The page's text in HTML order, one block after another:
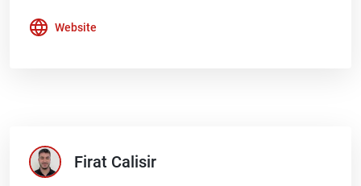
Website
Firat Calisir